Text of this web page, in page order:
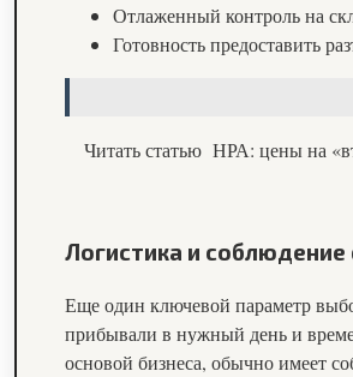
Отлаженный контроль на
Готовность предоставить
Читать статью НРА: цены на
Логистика и соблюдение
Еще один ключевой параметр
прибывали в нужный день и
основой бизнеса, обычно имеет